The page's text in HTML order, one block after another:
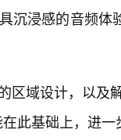
沉浸感的音频
区域设计，以及
此基础上，进